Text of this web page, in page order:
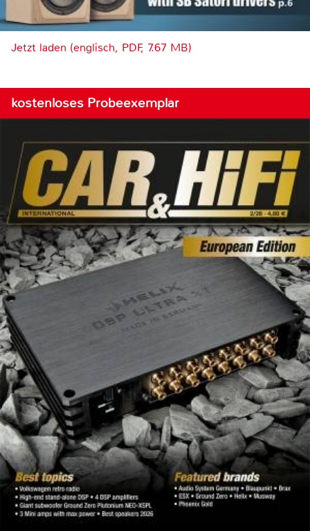
Jetzt laden (englisch, PDF, 7.67 MB)
kostenloses Probeexemplar